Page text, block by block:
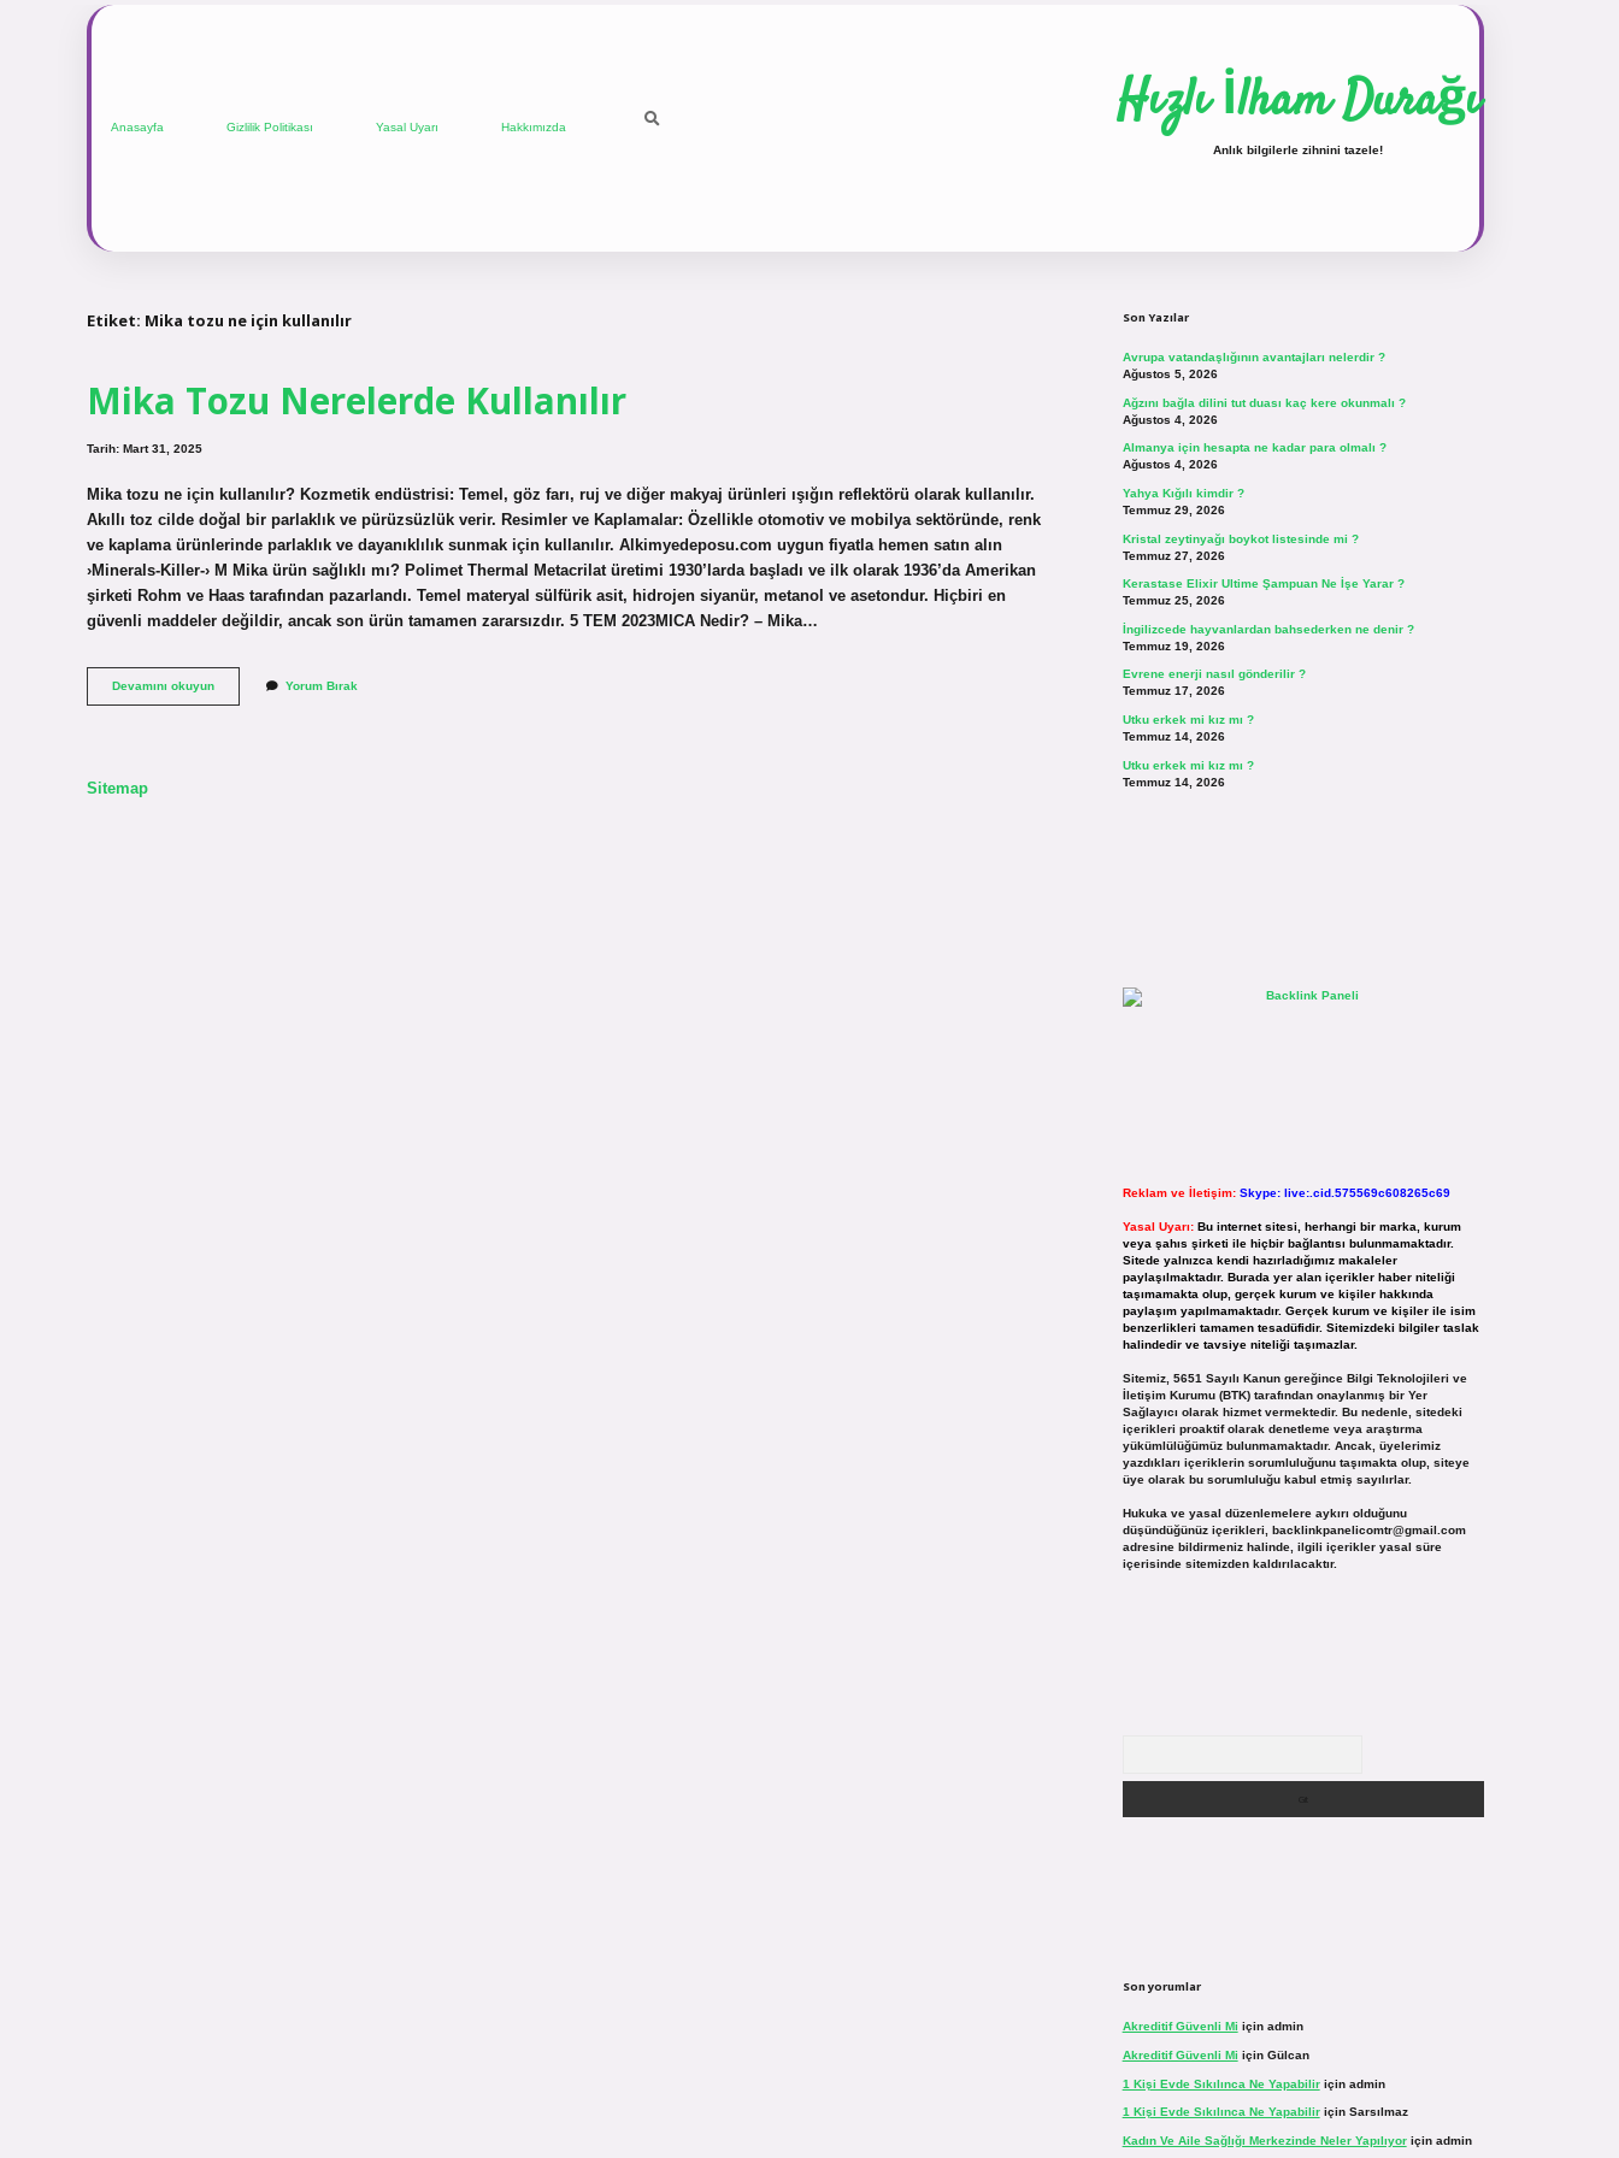
Anasayfa Gizlilik Politikası Yasal Uyarı Hakkımızda Hızlı İlham Durağı
Anlık bilgilerle zihnini tazele!
Etiket: Mika tozu ne için kullanılır
Mika Tozu Nerelerde Kullanılır
Tarih: Mart 31, 2025
Mika tozu ne için kullanılır? Kozmetik endüstrisi: Temel, göz farı, ruj ve diğer makyaj ürünleri ışığın reflektörü olarak kullanılır.
Akıllı toz cilde doğal bir parlaklık ve pürüzsüzlük verir. Resimler ve Kaplamalar: Özellikle otomotiv ve mobilya sektöründe, renk
ve kaplama ürünlerinde parlaklık ve dayanıklılık sunmak için kullanılır. Alkimyedeposu.com uygun fiyatla hemen satın alın
›Minerals-Killer-› M Mika ürün sağlıklı mı? Polimet Thermal Metacrilat üretimi 1930’larda başladı ve ilk olarak 1936’da Amerikan
şirketi Rohm ve Haas tarafından pazarlandı. Temel materyal sülfürik asit, hidrojen siyanür, metanol ve asetondur. Hiçbiri en
güvenli maddeler değildir, ancak son ürün tamamen zararsızdır. 5 TEM 2023MICA Nedir? – Mika…
Devamını okuyunMika
Tozu
Yorum Bırak
Sitemap
Son Yazılar
Avrupa vatandaşlığının avantajları nelerdir ?
Ağustos 5, 2026
Ağzını bağla dilini tut duası kaç kere okunmalı ?
Ağustos 4, 2026
Almanya için hesapta ne kadar para olmalı ?
Ağustos 4, 2026
Yahya Kığılı kimdir ?
Temmuz 29, 2026
Kristal zeytinyağı boykot listesinde mi ?
Temmuz 27, 2026
Kerastase Elixir Ultime Şampuan Ne İşe Yarar ?
Temmuz 25, 2026
İngilizcede hayvanlardan bahsederken ne denir ?
Temmuz 19, 2026
Evrene enerji nasıl gönderilir ?
Temmuz 17, 2026
Utku erkek mi kız mı ?
Temmuz 14, 2026
Utku erkek mi kız mı ?
Temmuz 14, 2026
Reklam ve İletişim: Skype: live:.cid.575569c608265c69
Yasal Uyarı: Bu internet sitesi, herhangi bir marka, kurum
veya şahıs şirketi ile hiçbir bağlantısı bulunmamaktadır.
Sitede yalnızca kendi hazırladığımız makaleler
paylaşılmaktadır. Burada yer alan içerikler haber niteliği
taşımamakta olup, gerçek kurum ve kişiler hakkında
paylaşım yapılmamaktadır. Gerçek kurum ve kişiler ile isim
benzerlikleri tamamen tesadüfidir. Sitemizdeki bilgiler taslak
halindedir ve tavsiye niteliği taşımazlar.
Sitemiz, 5651 Sayılı Kanun gereğince Bilgi Teknolojileri ve
İletişim Kurumu (BTK) tarafından onaylanmış bir Yer
Sağlayıcı olarak hizmet vermektedir. Bu nedenle, sitedeki
içerikleri proaktif olarak denetleme veya araştırma
yükümlülüğümüz bulunmamaktadır. Ancak, üyelerimiz
yazdıkları içeriklerin sorumluluğunu taşımakta olup, siteye
üye olarak bu sorumluluğu kabul etmiş sayılırlar.
Hukuka ve yasal düzenlemelere aykırı olduğunu
düşündüğünüz içerikleri, backlinkpanelicomtr@gmail.com
adresine bildirmeniz halinde, ilgili içerikler yasal süre
içerisinde sitemizden kaldırılacaktır.
Son yorumlar
Akreditif Güvenli Mi için admin
Akreditif Güvenli Mi için Gülcan
1 Kişi Evde Sıkılınca Ne Yapabiliriçin admin
1 Kişi Evde Sıkılınca Ne Yapabiliriçin Sarsılmaz
Kadın Ve Aile Sağlığı Merkezinde Neler Yapılıyoriçin admin